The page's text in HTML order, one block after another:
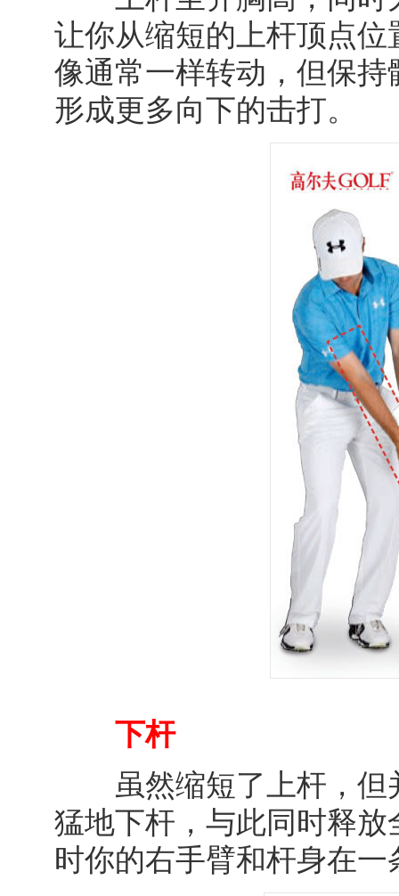
让你从缩短的上杆顶点
像通常一样转动，但保
形成更多向下的击打。
下杆
虽然缩短了上杆，但
猛地下杆，与此同时释
时你的右手臂和杆身在一